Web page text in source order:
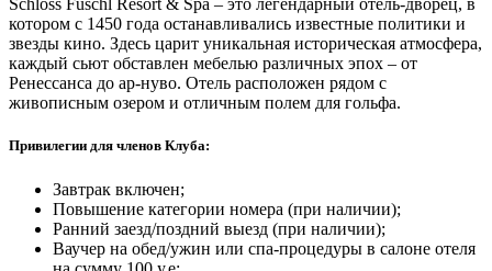
Schloss Fuschl Resort & Spa – это легендарный отель-дворец, в
котором с 1450 года останавливались известные политики и
звезды кино. Здесь царит уникальная историческая атмосфера,
каждый сьют обставлен мебелью различных эпох – от
Ренессанса до ар-нуво. Отель расположен рядом с
живописным озером и отличным полем для гольфа.
Привилегии для членов Клуба:
Завтрак включен;
Повышение категории номера (при наличии);
Ранний заезд/поздний выезд (при наличии);
Ваучер на обед/ужин или спа-процедуры в салоне отеля